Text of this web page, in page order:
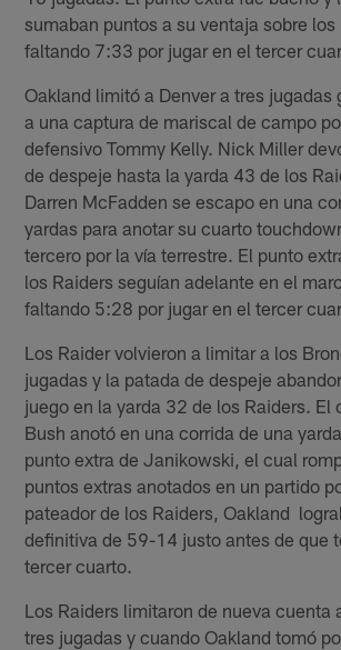
sumaban puntos a su ventaja sobre
faltando 7:33 por jugar en el tercer
Oakland limitó a Denver a tres jugadas
a una captura de mariscal de campo
defensivo Tommy Kelly. Nick Miller
de despeje hasta la yarda 43 de los
Darren McFadden se escapo en una
yardas para anotar su cuarto
tercero por la vía terrestre. El punto
los Raiders seguían adelante en el
faltando 5:28 por jugar en el tercer
Los Raider volvieron a limitar a los
jugadas y la patada de despeje
juego en la yarda 32 de los Raiders. El
Bush anotó en una corrida de una
punto extra de Janikowski, el cual
puntos extras anotados en un partido
pateador de los Raiders, Oakland
definitiva de 59-14 justo antes de que
tercer cuarto.
Los Raiders limitaron de nueva cuenta
tres jugadas y cuando Oakland tomó